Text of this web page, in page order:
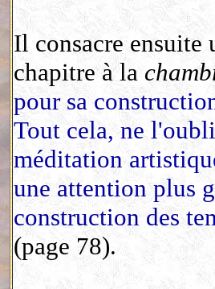
Il consacre ensuite
chapitre à la
pour sa
Tout cela, ne
méditation
une attention plus
construction des
(page 78).